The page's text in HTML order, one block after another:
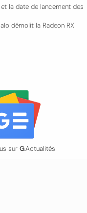
la date de lancement des
démolit la Radeon RX
sur G.Actualités